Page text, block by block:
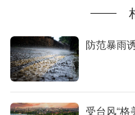
雨，伴有短时强降水
北京青年报记者注意
多个景区已经关闭。
其中，8日，河南老
防范暴雨
受台风“格